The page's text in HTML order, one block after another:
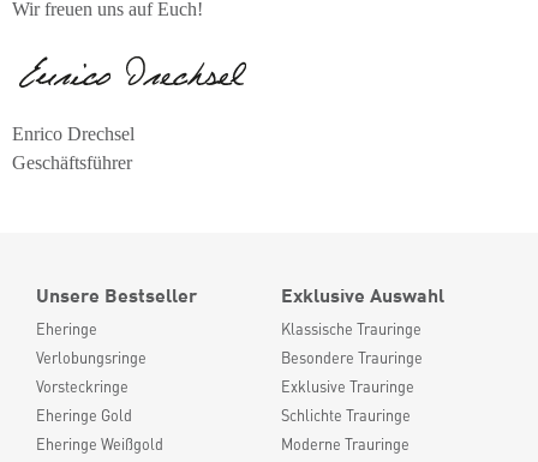
Wir freuen uns auf Euch!
Enrico Drechsel
Geschäftsführer
Unsere Bestseller
Eheringe
Verlobungsringe
Vorsteckringe
Eheringe Gold
Eheringe Weißgold
Exklusive Auswahl
Klassische Trauringe
Besondere Trauringe
Exklusive Trauringe
Schlichte Trauringe
Moderne Trauringe